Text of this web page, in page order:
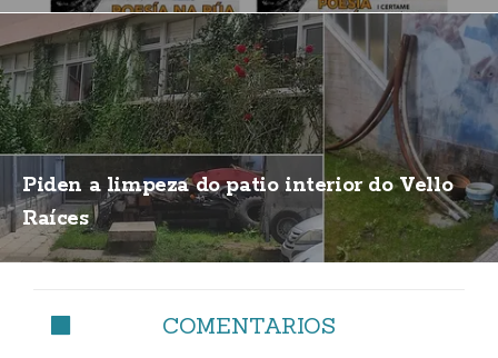
Piden a limpeza do patio interior do Vello
Raíces
COMENTARIOS